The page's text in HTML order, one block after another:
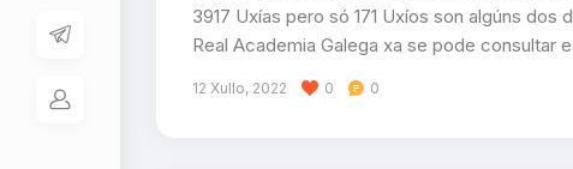
3917 Uxías pero só 171 Uxíos son algúns
Real Academia Galega xa se pode consultar
12 Xullo, 2022 0 0